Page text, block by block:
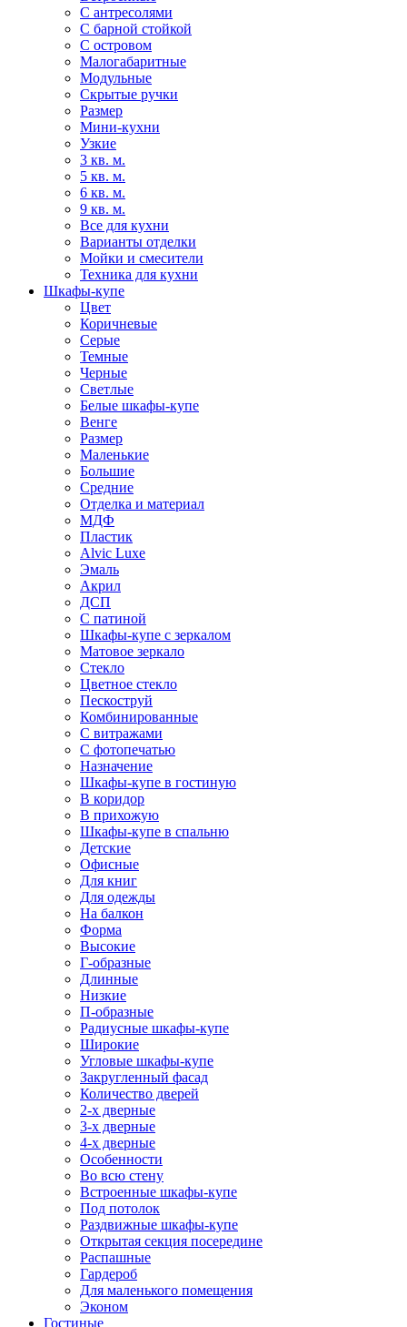
С антресолями
С барной стойкой
С островом
Малогабаритные
Модульные
Скрытые ручки
Размер
Мини-кухни
Узкие
3 кв. м.
5 кв. м.
6 кв. м.
9 кв. м.
Все для кухни
Варианты отделки
Мойки и смесители
Техника для кухни
Шкафы-купе
Цвет
Коричневые
Серые
Темные
Черные
Светлые
Белые шкафы-купе
Венге
Размер
Маленькие
Большие
Средние
Отделка и материал
МДФ
Пластик
Alvic Luxe
Эмаль
Акрил
ДСП
С патиной
Шкафы-купе с зеркалом
Матовое зеркало
Стекло
Цветное стекло
Пескоструй
Комбинированные
С витражами
С фотопечатью
Назначение
Шкафы-купе в гостиную
В коридор
В прихожую
Шкафы-купе в спальню
Детские
Офисные
Для книг
Для одежды
На балкон
Форма
Высокие
Г-образные
Длинные
Низкие
П-образные
Радиусные шкафы-купе
Широкие
Угловые шкафы-купе
Закругленный фасад
Количество дверей
2-х дверные
3-х дверные
4-х дверные
Особенности
Во всю стену
Встроенные шкафы-купе
Под потолок
Раздвижные шкафы-купе
Открытая секция посередине
Распашные
Гардероб
Для маленького помещения
Эконом
Гостиные